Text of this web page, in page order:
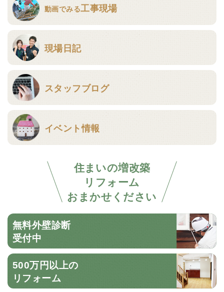
動画でみる工事現場
現場日記
スタッフブログ
イベント情報
住まいの増改築
リフォーム
おまかせください
無料外壁診断
受付中
500万円以上の
リフォーム